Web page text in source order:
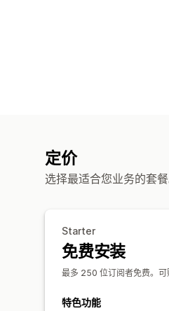
定价
选择最适合您业务的套餐
Starter
免费安装
最多 250 位订阅者免费。可
特色功能